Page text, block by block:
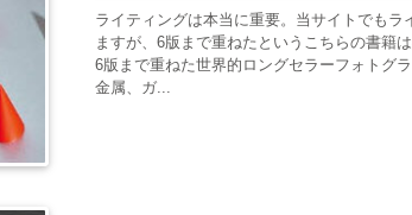
ライティングは本当に重要。当サイトでも
ますが、6版まで重ねたというこちらの書籍
6版まで重ねた世界的ロングセラーフォトグ
金属、ガ...